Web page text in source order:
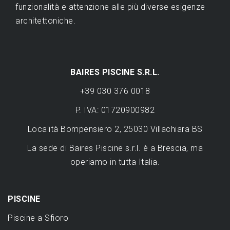
funzionalità e attenzione alle più diverse esigenze
architettoniche.
BAIRES PISCINE S.R.L.
+39 030 376 0018
P. IVA: 01720900982
Località Bompensiero 2, 25030 Villachiara BS
La sede di Baires Piscine s.r.l. è a Brescia, ma
operiamo in tutta Italia.
PISCINE
Piscine a Sfioro